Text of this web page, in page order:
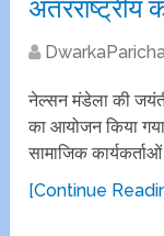
अंतरराष्ट्रीय
नेल्सन मंडेला की
का आयोजन किया
सामाजिक
[Continue